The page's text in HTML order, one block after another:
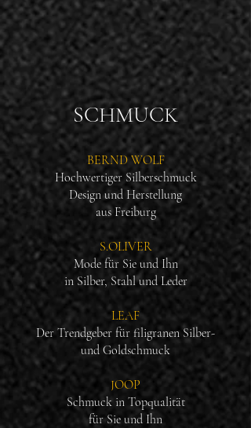
SCHMUCK
BERND WOLF
Hochwertiger Silberschmuck
Design und Herstellung
aus Freiburg
S.OLIVER
Mode für Sie und Ihn
in Silber, Stahl und Leder
LEAF
Der Trendgeber für filigranen Silber-
und Goldschmuck
JOOP
Schmuck in Topqualität
für Sie und Ihn